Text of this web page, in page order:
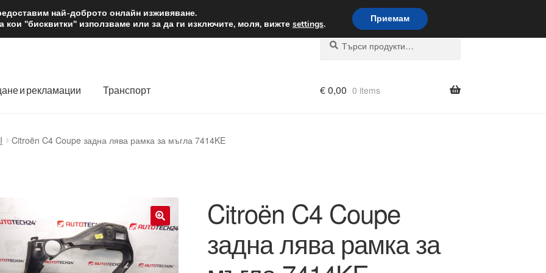
лв. Доставка по целия свят
Търсене
Търсене
и рекламации Транспорт €0,00 0 items
Citroën C4 Coupe задна лява рамка за мъгла 7414KE
🔍
Citroën C4 Coupe
задна лява рамка за
най-доброто онлайн изживяване.
"бисквитки" използваме или за да ги изключите, моля, вижте settings. Приемам